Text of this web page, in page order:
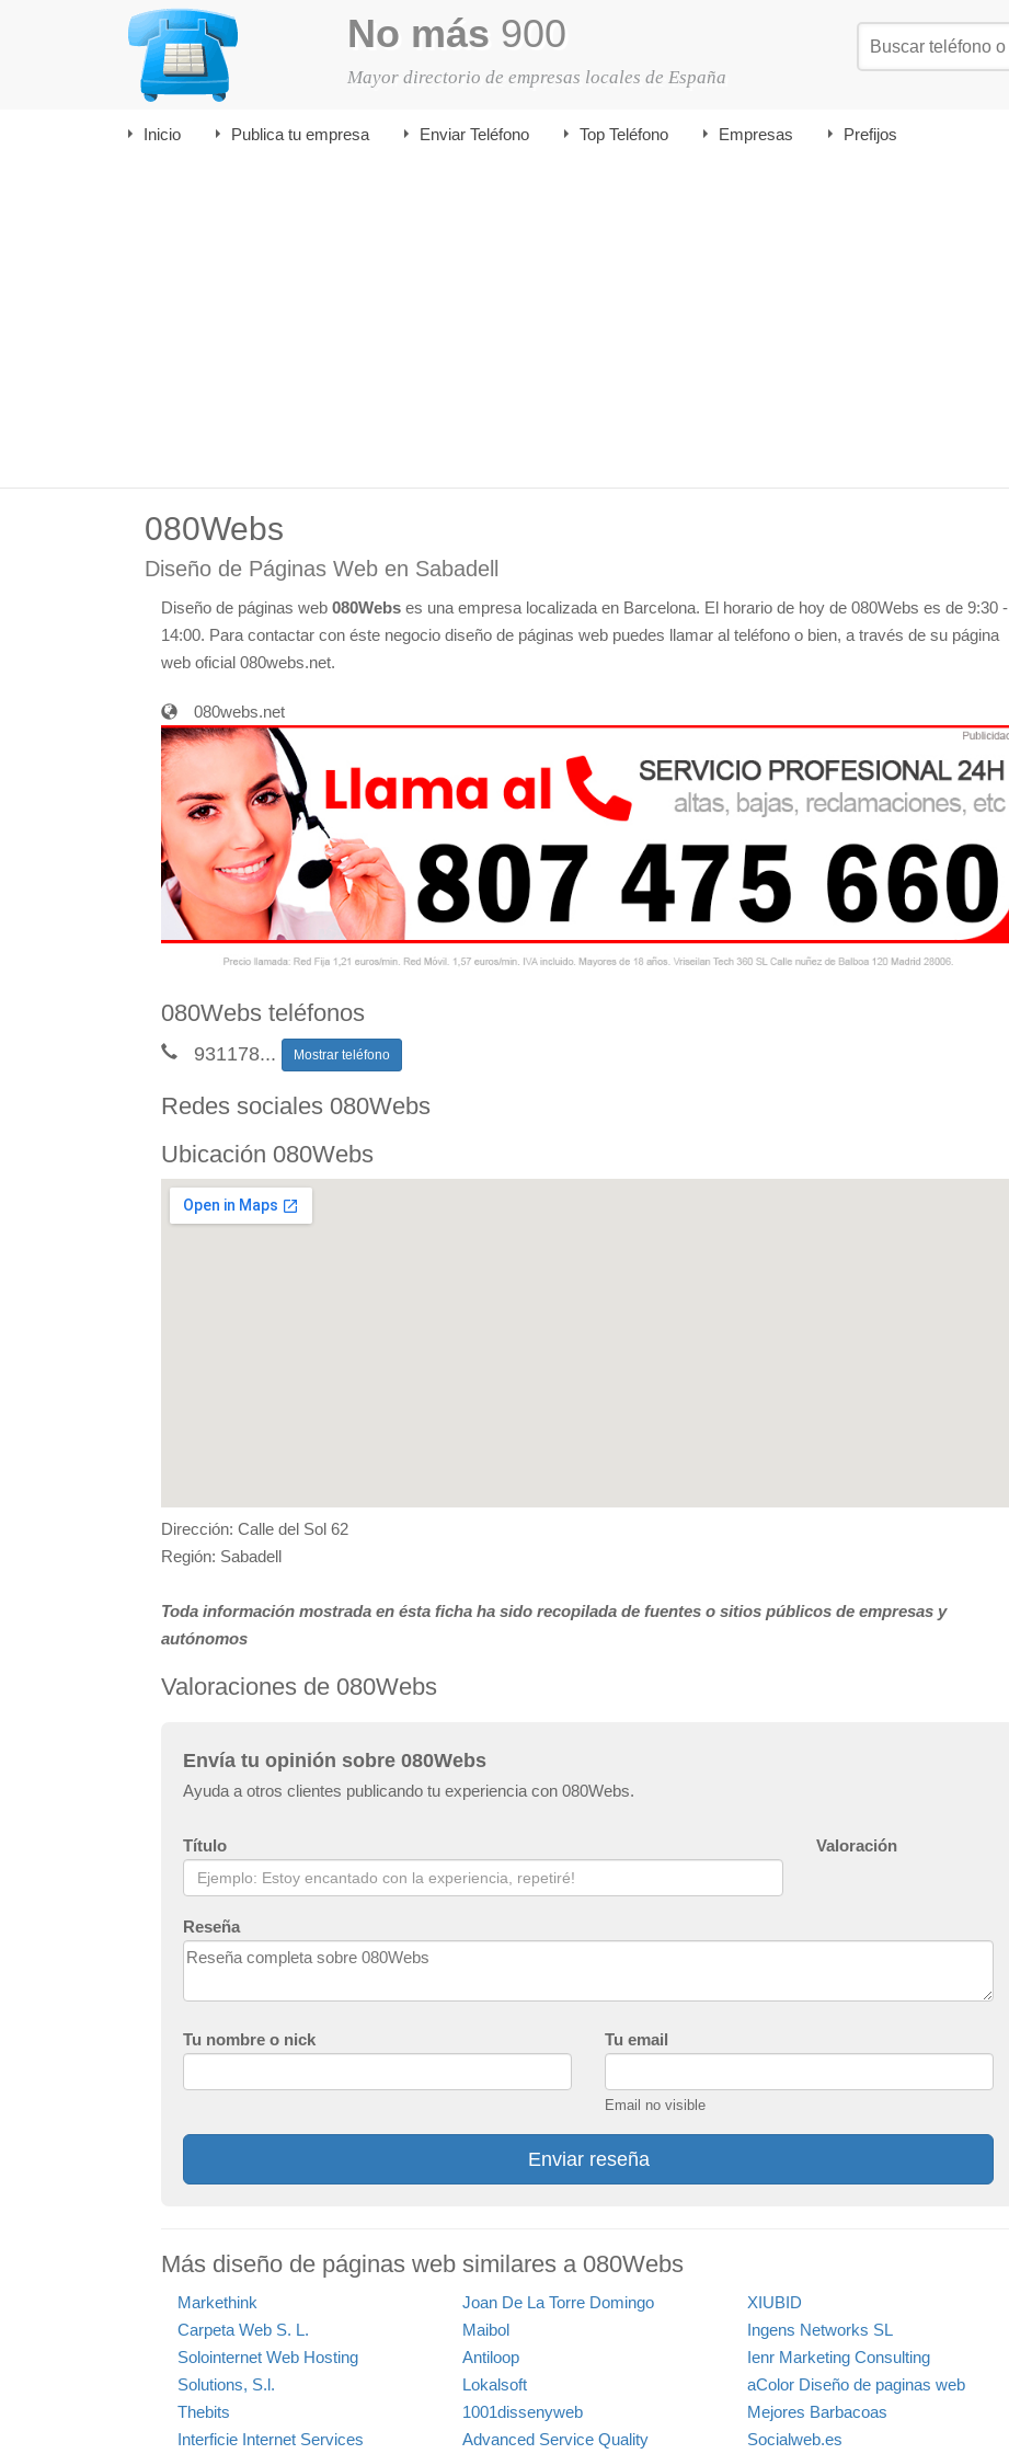
No más 900
Mayor directorio de empresas locales de España
Inicio Publica tu empresa Enviar Teléfono Top Teléfono Empresas Prefijos
080Webs
Diseño de Páginas Web en Sabadell
Diseño de páginas web 080Webs es una empresa localizada en Barcelona. El horario de hoy de 080Webs es de 9:30 -
14:00. Para contactar con éste negocio diseño de páginas web puedes llamar al teléfono o bien, a través de su página
web oficial 080webs.net.
080webs.net
080Webs teléfonos
931178... Mostrar teléfono
Redes sociales 080Webs
Ubicación 080Webs
Dirección: Calle del Sol 62
Región: Sabadell
Toda información mostrada en ésta ficha ha sido recopilada de fuentes o sitios públicos de empresas y
autónomos
Valoraciones de 080Webs
Envía tu opinión sobre 080Webs
Ayuda a otros clientes publicando tu experiencia con 080Webs.
Título Valoración
Reseña
Tu nombre o nick Tu email
Email no visible
Enviar reseña
Más diseño de páginas web similares a 080Webs
Markethink Joan De La Torre Domingo
XIUBID
Carpeta Web S. L.
Maibol
Ingens Networks SL
Solointernet Web Hosting
Solutions, S.l.
Antiloop
Ienr Marketing Consulting
Lokalsoft
aColor Diseño de paginas web
Thebits
1001dissenyweb
Mejores Barbacoas
Interficie Internet Services
Advanced Service Quality Socialweb.es